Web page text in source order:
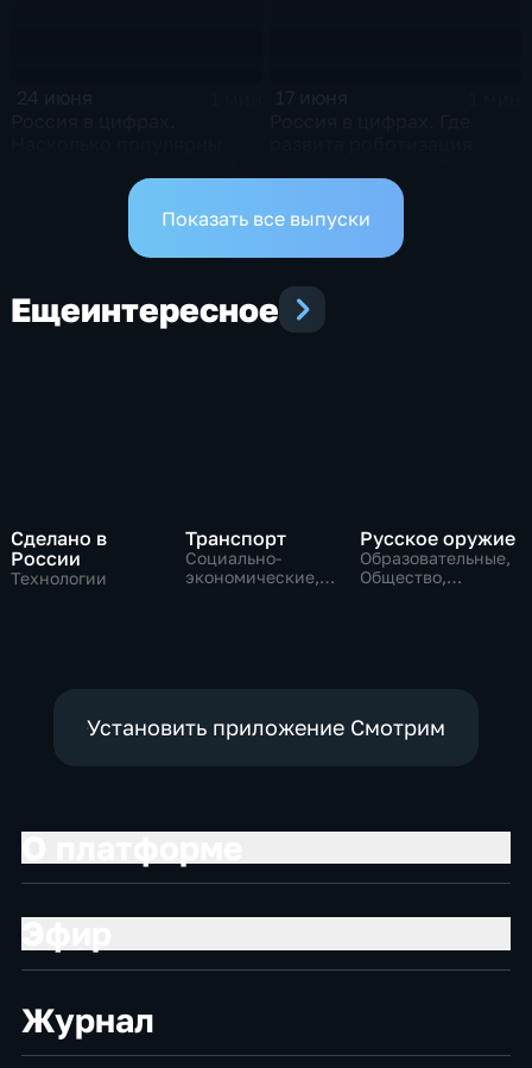
Показать все выпуски
Ещеинтересное
Сделано в
России
Технологии
Транспорт
Социально-
экономические,
Русское оружие
Образовательные,
Общество,
Установить приложение Смотрим
Журнал